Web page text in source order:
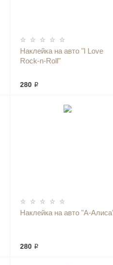
Наклейка на авто "I Love
Rock-n-Roll"
280 ₽
Наклейка на авто "А-
280 ₽